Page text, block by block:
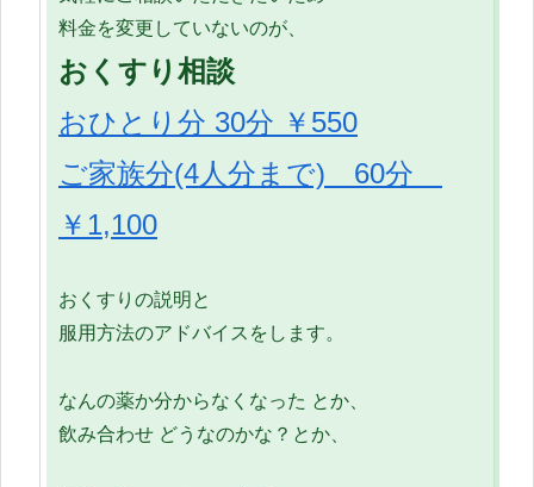
料金を変更していないのが、
おくすり相談
おひとり分 30分 ￥550
ご家族分(4人分まで) 60分
￥1,100
おくすりの説明と
服用方法のアドバイスをします。
なんの薬か分からなくなった とか、
飲み合わせ どうなのかな？とか、